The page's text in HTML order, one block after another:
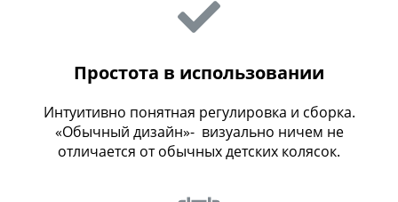
Простота в использовании
Интуитивно понятная регулировка и сборка.
«Обычный дизайн»- визуально ничем не
отличается от обычных детских колясок.